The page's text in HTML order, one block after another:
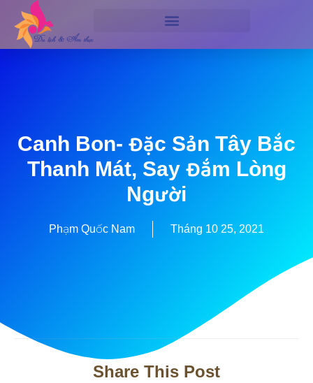
Canh Bon- Đặc Sản Tây Bắc
Thanh Mát, Say Đắm Lòng
Người
Phạm Quốc Nam Tháng 10 25, 2021
Share This Post